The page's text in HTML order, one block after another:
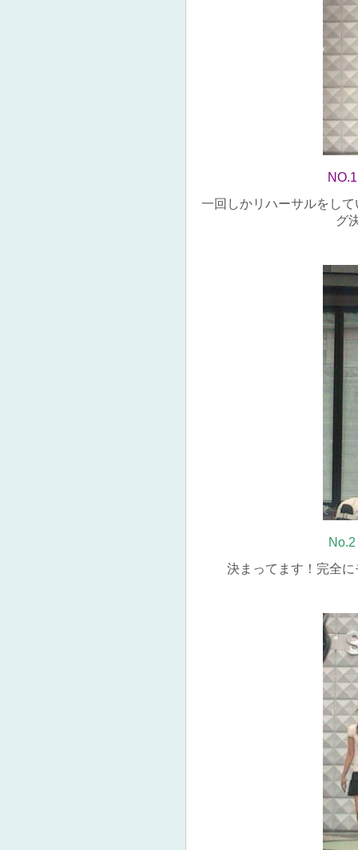
一回しかリハーサルをし
グ
決まってます！完全